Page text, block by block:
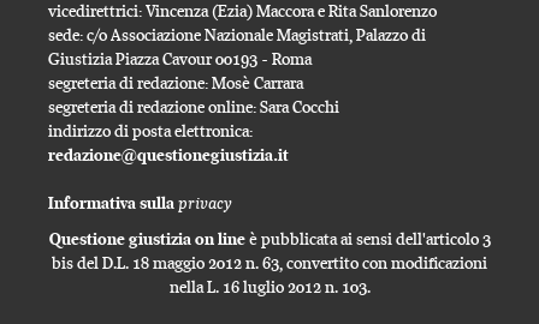
vicedirettrici: Vincenza (Ezia) Maccora e Rita Sanlorenzo
sede: c/o Associazione Nazionale Magistrati, Palazzo di
Giustizia Piazza Cavour 00193 - Roma
segreteria di redazione: Mosè Carrara
segreteria di redazione online: Sara Cocchi
indirizzo di posta elettronica:
redazione@questionegiustizia.it
Informativa sulla privacy
Questione giustizia on lineè pubblicata ai sensi dell'articolo 3
bis del D.L. 18 maggio 2012 n. 63, convertito con modificazioni
nella L. 16 luglio 2012 n. 103.